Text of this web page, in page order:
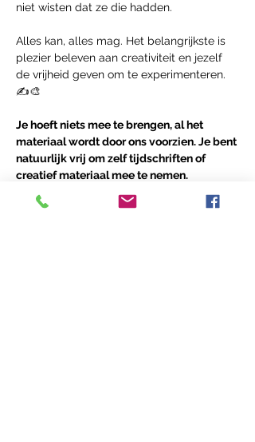
niet wisten dat ze die hadden.
Alles kan, alles mag. Het belangrijkste is
plezier beleven aan creativiteit en jezelf
de vrijheid geven om te experimenteren.
✍️🎨
Je hoeft niets mee te brengen, al het
materiaal wordt door ons voorzien. Je bent
natuurlijk vrij om zelf tijdschriften of
creatief materiaal mee te nemen.